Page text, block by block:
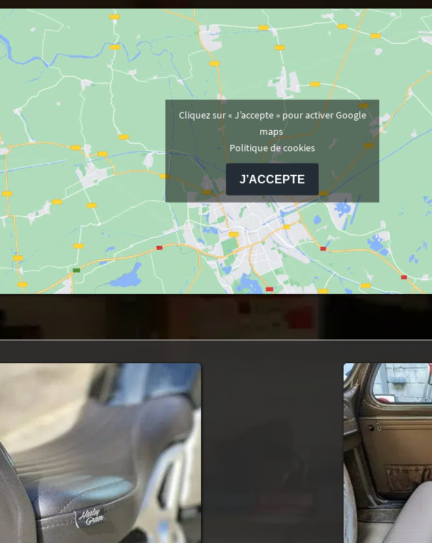
Cliquez sur « J’accepte » pour activer Google
maps
Politique de cookies
J’ACCEPTE